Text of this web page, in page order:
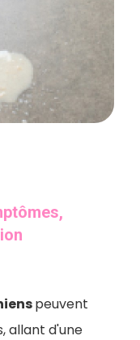
peuvent
allant d'une